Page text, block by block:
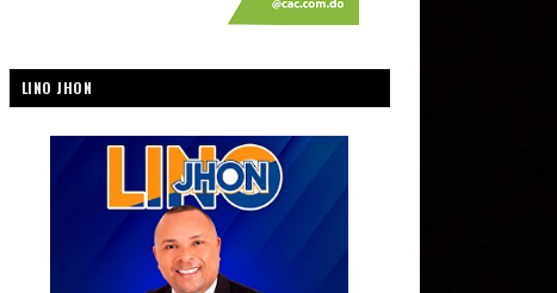
LINO JHON